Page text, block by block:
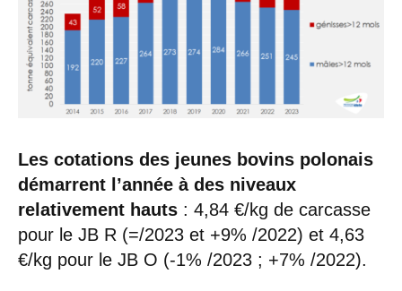
Les cotations des jeunes bovins polonais
démarrent l’année à des niveaux
relativement hauts : 4,84 €/kg de carcasse
pour le JB R (=/2023 et +9% /2022) et 4,63
€/kg pour le JB O (-1% /2023 ; +7% /2022).